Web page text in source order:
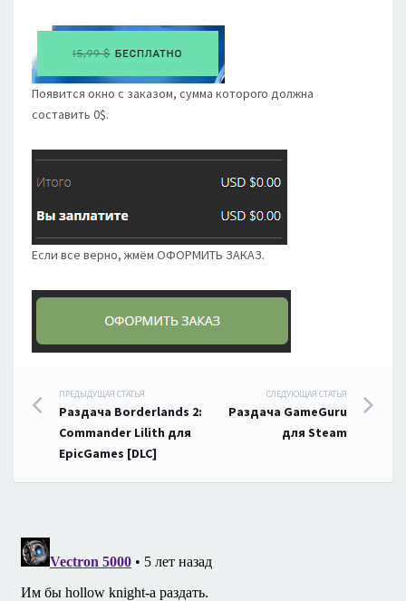
Появится окно с заказом, сумма которого должна
составить 0$.
Если все верно, жмём ОФОРМИТЬ ЗАКАЗ.
Навигация
по
записям
ПРЕДЫДУЩАЯ СТАТЬЯ
Раздача Borderlands 2:
Commander Lilith для
EpicGames [DLC]
СЛЕДУЮЩАЯ СТАТЬЯ
Раздача GameGuru
для Steam